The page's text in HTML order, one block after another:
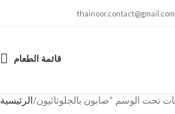
thainoor.contact@gmail.com
قائمة الطعام
الرئيسية